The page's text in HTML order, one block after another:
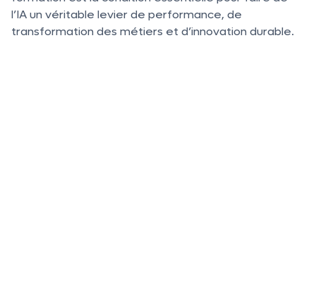
l’IA un véritable levier de performance, de
transformation des métiers et d’innovation durable.